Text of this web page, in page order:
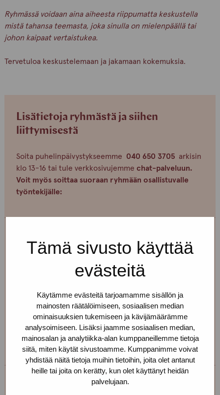
Tämä sivusto käyttää
evästeitä
Käytämme evästeitä tarjoamamme sisällön ja
mainosten räätälöimiseen, sosiaalisen median
ominaisuuksien tukemiseen ja kävijämäärämme
analysoimiseen. Lisäksi jaamme sosiaalisen median,
mainosalan ja analytiikka-alan kumppaneillemme tietoja
siitä, miten käytät sivustoamme. Kumppanimme voivat
yhdistää näitä tietoja muihin tietoihin, joita olet antanut
heille tai joita on kerätty, kun olet käyttänyt heidän
palvelujaan.
Ryhmässä voidaan aina aiheesta riippumatta keskustella
mistä tahansa teemasta, joka sinulla on mielenpäällä tai
johon kaipaat vertaistukea.
Tervetuloa keskustelemaan ja jakamaan kokemuksia.
Lisätietoja ryhmästä ja siihen
liittymisestä
Soita puhelinpäivystykseemme 040 650 3705arkisin
klo 13-16 tai tule verkkosivujemme chat-palveluun.
Voit myös soittaa suoraan ryhmään osallistuvalle
työntekijälle:
Erja Aalto
Kehittämiskoordinaattori, sairaanhoitaja,
työnohjaaja
+358 40 725 0791
erja.aalto(at)protukipiste.fi
Henkilön
osaama
kieli
finnish
Henkilön
osaama
kieli
english